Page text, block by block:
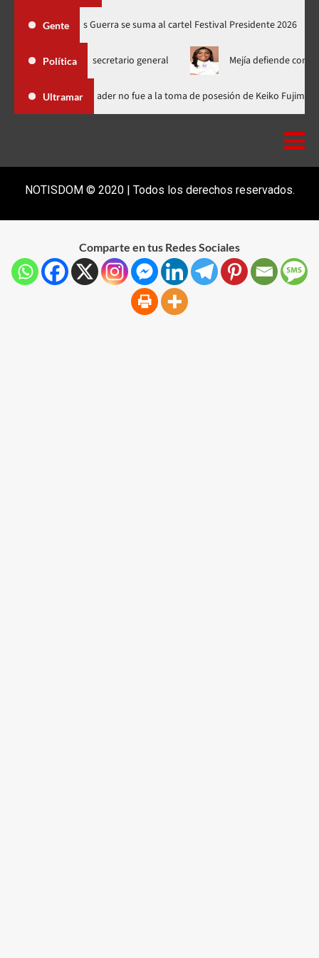
Gente Juan Luis Guerra se suma al cartel Festival
Política
secretario general Mejía defiende consenso PRM
Ultramar Luis Abinader no fue a la toma de posesión de
NOTISDOM © 2020 | Todos los derechos reservados.
Comparte en tus Redes Sociales